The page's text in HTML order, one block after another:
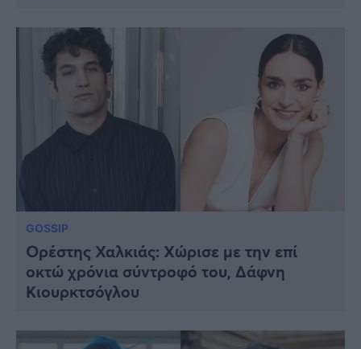
GOSSIP
Ορέστης Χαλκιάς: Χώρισε με την επί
οκτώ χρόνια σύντροφό του, Δάφνη
Κιουρκτσόγλου